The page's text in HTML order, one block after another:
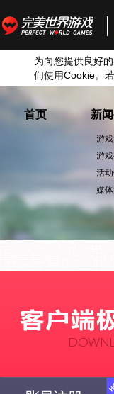
为向您提供良好
们使用Cookie。
首页 新
游
游
活
媒